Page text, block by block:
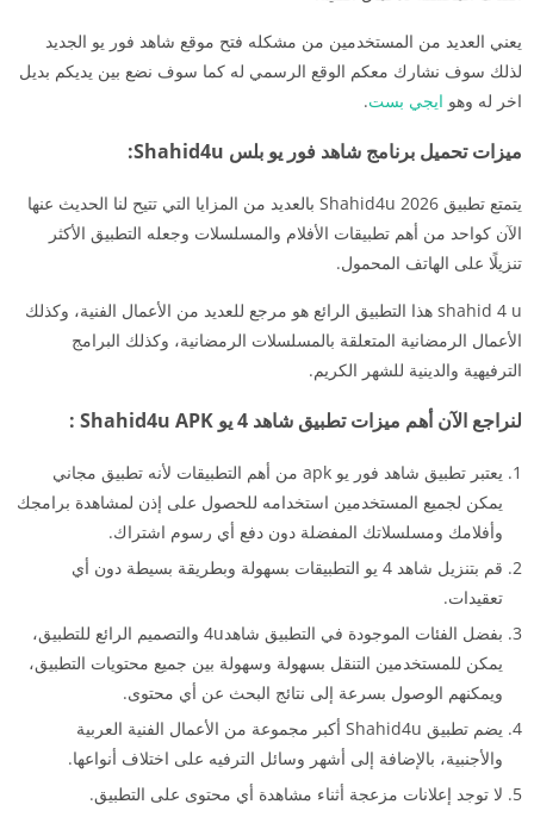
يعني العديد من المستخدمين من مشكله فتح موقع شاهد فور يو الجديد
لذلك سوف نشارك معكم الوقع الرسمي له كما سوف نضع بين يديكم بديل
اخر له وهو ايجي بست.
ميزات تحميل برنامج شاهد فور يو بلس Shahid4u:
يتمتع تطبيق Shahid4u 2026 بالعديد من المزايا التي تتيح لنا الحديث عنها
الآن كواحد من أهم تطبيقات الأفلام والمسلسلات وجعله التطبيق الأكثر
تنزيلًا على الهاتف المحمول.
shahid 4 u هذا التطبيق الرائع هو مرجع للعديد من الأعمال الفنية، وكذلك
الأعمال الرمضانية المتعلقة بالمسلسلات الرمضانية، وكذلك البرامج
الترفيهية والدينية للشهر الكريم.
لنراجع الآن أهم ميزات تطبيق شاهد 4 يو Shahid4u APK :
يعتبر تطبيق شاهد فور يو apk من أهم التطبيقات لأنه تطبيق مجاني
يمكن لجميع المستخدمين استخدامه للحصول على إذن لمشاهدة برامجك
وأفلامك ومسلسلاتك المفضلة دون دفع أي رسوم اشتراك.
قم بتنزيل شاهد 4 يو التطبيقات بسهولة وبطريقة بسيطة دون أي
تعقيدات.
بفضل الفئات الموجودة في التطبيق شاهد4u والتصميم الرائع للتطبيق،
يمكن للمستخدمين التنقل بسهولة وسهولة بين جميع محتويات التطبيق،
ويمكنهم الوصول بسرعة إلى نتائج البحث عن أي محتوى.
يضم تطبيق Shahid4u أكبر مجموعة من الأعمال الفنية العربية
والأجنبية، بالإضافة إلى أشهر وسائل الترفيه على اختلاف أنواعها.
لا توجد إعلانات مزعجة أثناء مشاهدة أي محتوى على التطبيق.